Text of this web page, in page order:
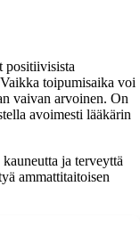
positiivisista
toipumisaika voi
vaivan arvoinen. On
avoimesti lääkärin
ja terveyttä
ammattitaitoisen